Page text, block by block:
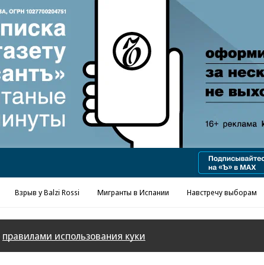
Реклама в «Ъ» www.kommersant.ru/ad
Взрыв у Balzi Rossi Мигранты в Испании Навстречу выборам
правилами использования куки